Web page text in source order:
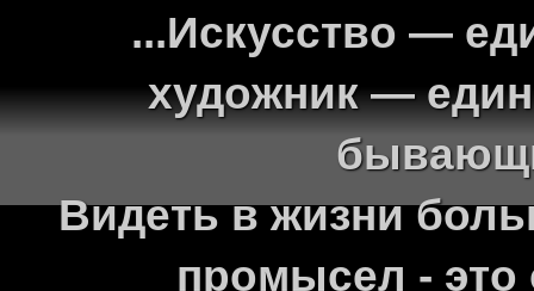
...Искусство —
художник —
Видеть в жизни
промысел - это